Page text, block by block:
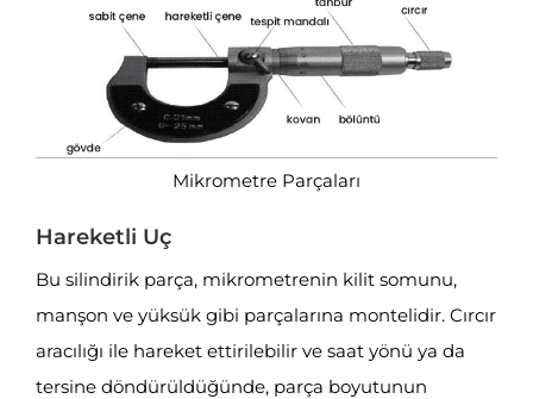
Mikrometre Parçaları
Hareketli Uç
Bu silindirik parça, mikrometrenin kilit somunu,
manşon ve yüksük gibi parçalarına montelidir. Cırcır
aracılığı ile hareket ettirilebilir ve saat yönü ya da
tersine döndürüldüğünde, parça boyutunun